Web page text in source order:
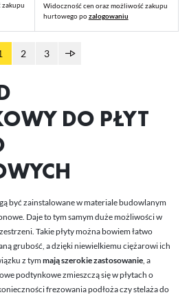
zakupu
Widoczność cen oraz możliwość zakupu
hurtowego pozalogowaniu
2 3
DO PŁYT
być zainstalowane w materiale budowlanym
Daje to tym samym duże możliwości w
Takie płyty można bowiem łatwo
grubość, a dzięki niewielkiemu ciężarowi ich
z tymmają szerokie zastosowanie , a
podtynkowe zmieszczą się w płytach o
frezowania podłoża czy stelaża do